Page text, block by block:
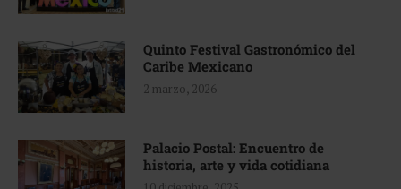
Quinto Festival Gastronómico del
Caribe Mexicano
2 marzo, 2026
Palacio Postal: Encuentro de
historia, arte y vida cotidiana